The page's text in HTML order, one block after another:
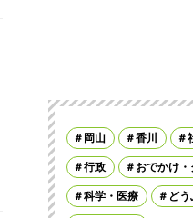
岡山 香川
行政 おでかけ・
科学・医療 ど